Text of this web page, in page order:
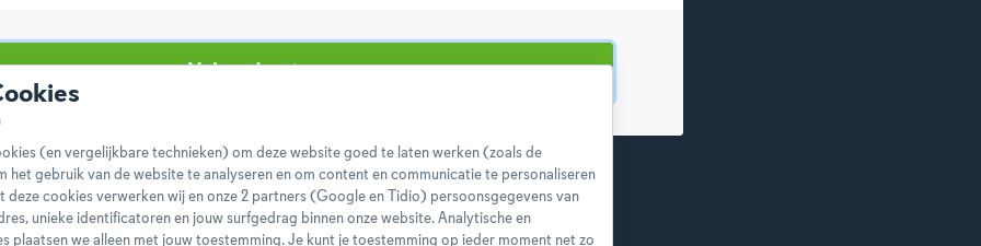
Volgende
(en vergelijkbare technieken) om deze website goed te laten werken (zoals de
het gebruik van de website te analyseren en om content en communicatie te personaliseren
cookies verwerken wij en onze 2 partners (Google en Tidio) persoonsgegevens van
unieke identificatoren en jouw surfgedrag binnen onze website. Analytische en
plaatsen we alleen met jouw toestemming. Je kunt je toestemming op ieder moment net zo